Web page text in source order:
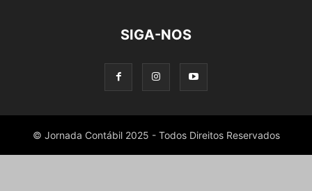
SIGA-NOS
© Jornada Contábil 2025 - Todos Direitos Reservados